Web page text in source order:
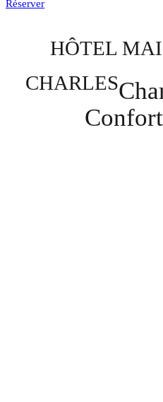
Réserver
HÔTEL
CHARLES